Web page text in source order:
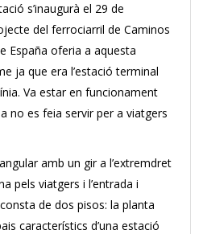
s’inaugurà el 29 de
del ferrociarril de Caminos
España oferia a aquesta
ja que era l’estació terminal
Va estar en funcionament
no es feia servir per a viatgers
amb un gir a l’extremdret
pels viatgers i l’entrada i
de dos pisos: la planta
característics d’una estació